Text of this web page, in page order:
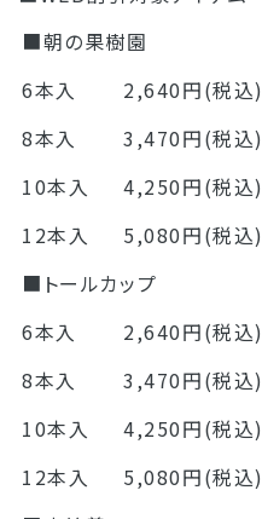
■朝の果樹園
6本入
2,640円(税込)
8本入
3,470円(税込)
10本入
4,250円(税込)
12本入
5,080円(税込)
■トールカップ
6本入
2,640円(税込)
8本入
3,470円(税込)
10本入
4,250円(税込)
12本入
5,080円(税込)